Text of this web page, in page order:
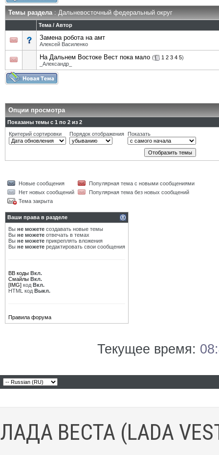
Темы раздела: Дальневосточный федеральный округ
Тема / Автор
Замена робота на амт
Алексей Василенко
На Дальнем Востоке Вест пока мало ( 1 2 3 4 5)
_Александр_
Опции просмотра
Показаны темы с 1 по 2 из 2
Критерий сортировки
Порядок отображения Показать
Новые сообщения
Популярная тема с новыми сообщениями
Нет новых сообщений
Популярная тема без новых сообщений
Тема закрыта
Ваши права в разделе
Вы не можете создавать новые темы
Вы не можете отвечать в темах
Вы не можете прикреплять вложения
Вы не можете редактировать свои сообщения
BB коды Вкл.
Смайлы Вкл.
[IMG] код Вкл.
HTML код Выкл.
Правила форума
Текущее время:
ЛАДА ВЕСТА (LADA